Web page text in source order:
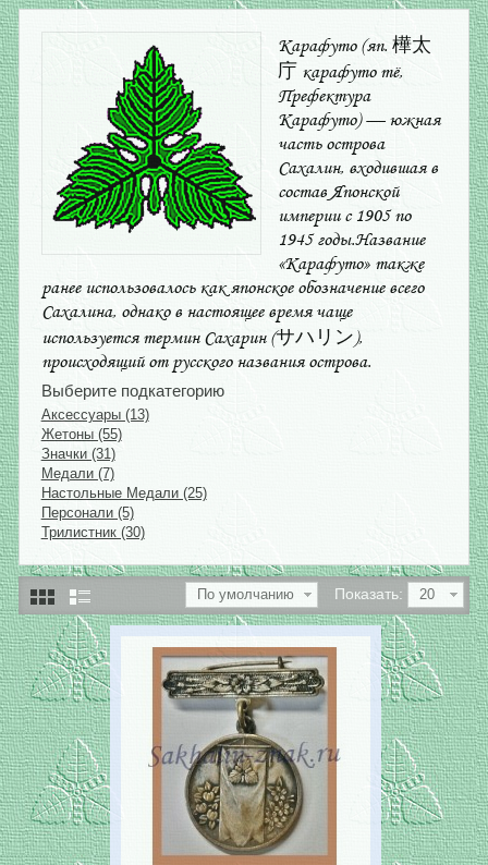
Карафуто (яп. 樺太
庁 карафуто тё,
Префектура
Карафуто) — южная
часть острова
Сахалин, входившая в
состав Японской
империи с 1905 по
1945 годы.Название
«Карафуто» также
ранее использовалось как японское обозначение всего
Сахалина, однако в настоящее время чаще
используется термин Сахарин (サハリン),
происходящий от русского названия острова.
Выберите подкатегорию
Аксессуары (13)
Жетоны (55)
Значки (31)
Медали (7)
Настольные Медали (25)
Персонали (5)
Трилистник (30)
Показать: 20
По умолчанию